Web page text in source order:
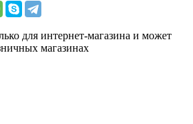
для интернет-магазина и может
магазинах